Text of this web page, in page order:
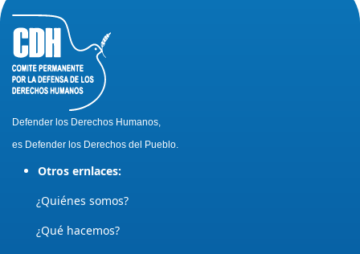
Defender los Derechos Humanos,
es Defender los Derechos del Pueblo.
Otros ernlaces:
¿Quiénes somos?
¿Qué hacemos?